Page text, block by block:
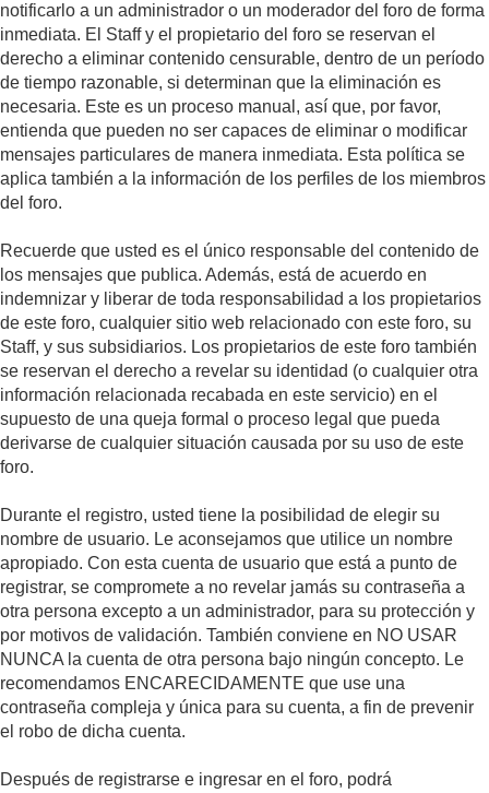
notificarlo a un administrador o un moderador del foro de forma
inmediata. El Staff y el propietario del foro se reservan el
derecho a eliminar contenido censurable, dentro de un período
de tiempo razonable, si determinan que la eliminación es
necesaria. Este es un proceso manual, así que, por favor,
entienda que pueden no ser capaces de eliminar o modificar
mensajes particulares de manera inmediata. Esta política se
aplica también a la información de los perfiles de los miembros
del foro.
Recuerde que usted es el único responsable del contenido de
los mensajes que publica. Además, está de acuerdo en
indemnizar y liberar de toda responsabilidad a los propietarios
de este foro, cualquier sitio web relacionado con este foro, su
Staff, y sus subsidiarios. Los propietarios de este foro también
se reservan el derecho a revelar su identidad (o cualquier otra
información relacionada recabada en este servicio) en el
supuesto de una queja formal o proceso legal que pueda
derivarse de cualquier situación causada por su uso de este
foro.
Durante el registro, usted tiene la posibilidad de elegir su
nombre de usuario. Le aconsejamos que utilice un nombre
apropiado. Con esta cuenta de usuario que está a punto de
registrar, se compromete a no revelar jamás su contraseña a
otra persona excepto a un administrador, para su protección y
por motivos de validación. También conviene en NO USAR
NUNCA la cuenta de otra persona bajo ningún concepto. Le
recomendamos ENCARECIDAMENTE que use una
contraseña compleja y única para su cuenta, a fin de prevenir
el robo de dicha cuenta.
Después de registrarse e ingresar en el foro, podrá